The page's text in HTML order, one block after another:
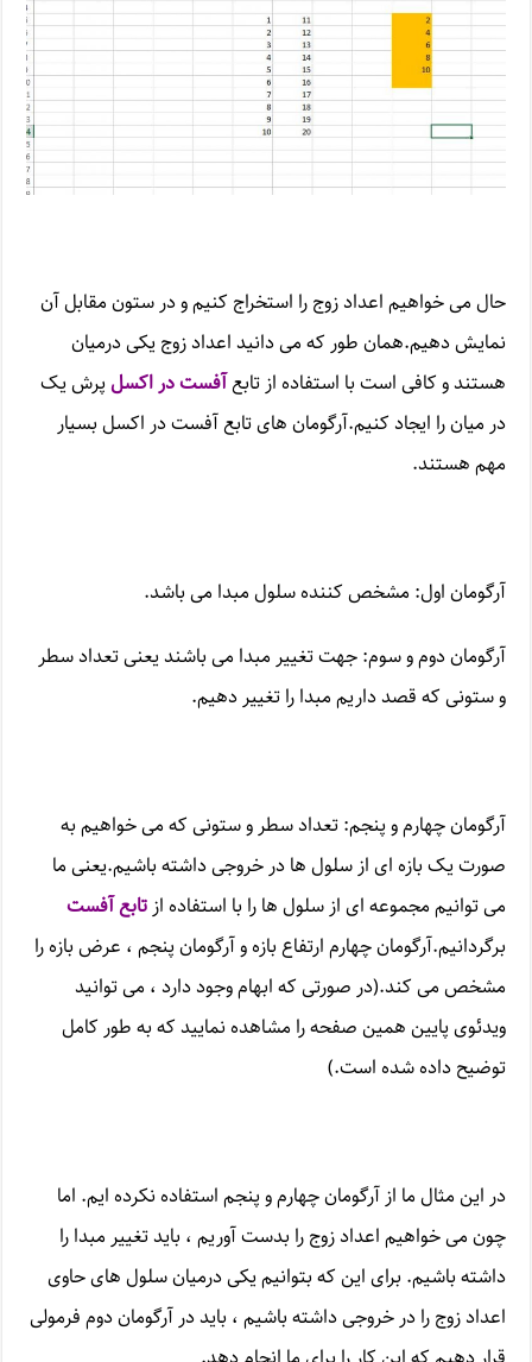
حال می خواهیم اعداد زوج را استخراج کنیم و در ستون مقابل آن
نمایش دهیم.همان طور که می دانید اعداد زوج یکی درمیان
هستند و کافی است با استفاده از تابعآفست در اکسلپرش یک
در میان را ایجاد کنیم.آرگومان های تابع آفست در اکسل بسیار
مهم هستند.
آرگومان اول: مشخص کننده سلول مبدا می باشد.
آرگومان دوم و سوم: جهت تغییر مبدا می باشند یعنی تعداد سطر
و ستونی که قصد داریم مبدا را تغییر دهیم.
آرگومان چهارم و پنجم: تعداد سطر و ستونی که می خواهیم به
صورت یک بازه ای از سلول ها در خروجی داشته باشیم.یعنی ما
می توانیم مجموعه ای از سلول ها را با استفاده ازتابع آفست
برگردانیم.آرگومان چهارم ارتفاع بازه و آرگومان پنجم ، عرض بازه را
مشخص می کند.(در صورتی که ابهام وجود دارد ، می توانید
ویدئوی پایین همین صفحه را مشاهده نمایید که به طور کامل
توضیح داده شده است.)
در این مثال ما از آرگومان چهارم و پنجم استفاده نکرده ایم. اما
چون می خواهیم اعداد زوج را بدست آوریم ، باید تغییر مبدا را
داشته باشیم. برای این که بتوانیم یکی درمیان سلول های حاوی
اعداد زوج را در خروجی داشته باشیم ، باید در آرگومان دوم فرمولی